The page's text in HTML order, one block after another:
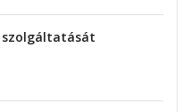
szolgáltatását